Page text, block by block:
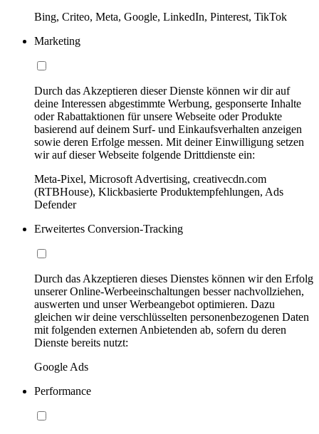
Bing, Criteo, Meta, Google, LinkedIn, Pinterest, TikTok
Marketing
Durch das Akzeptieren dieser Dienste können wir dir auf
deine Interessen abgestimmte Werbung, gesponserte Inhalte
oder Rabattaktionen für unsere Webseite oder Produkte
basierend auf deinem Surf- und Einkaufsverhalten anzeigen
sowie deren Erfolge messen. Mit deiner Einwilligung setzen
wir auf dieser Webseite folgende Drittdienste ein:
Meta-Pixel, Microsoft Advertising, creativecdn.com
(RTBHouse), Klickbasierte Produktempfehlungen, Ads
Defender
Erweitertes Conversion-Tracking
Durch das Akzeptieren dieses Dienstes können wir den Erfolg
unserer Online-Werbeeinschaltungen besser nachvollziehen,
auswerten und unser Werbeangebot optimieren. Dazu
gleichen wir deine verschlüsselten personenbezogenen Daten
mit folgenden externen Anbietenden ab, sofern du deren
Dienste bereits nutzt:
Google Ads
Performance